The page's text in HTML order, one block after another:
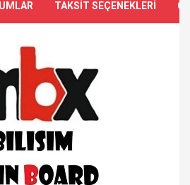
TAKSİT SEÇENEKLERİ